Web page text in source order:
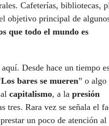
Cafeterías, bibliotecas,
objetivo principal de
que todo el mundo es
Desde hace un tiempo
Los bares se mueren” o algo
capitalismo, a la presión
tres. Rara vez se señala el
un poco de atención al